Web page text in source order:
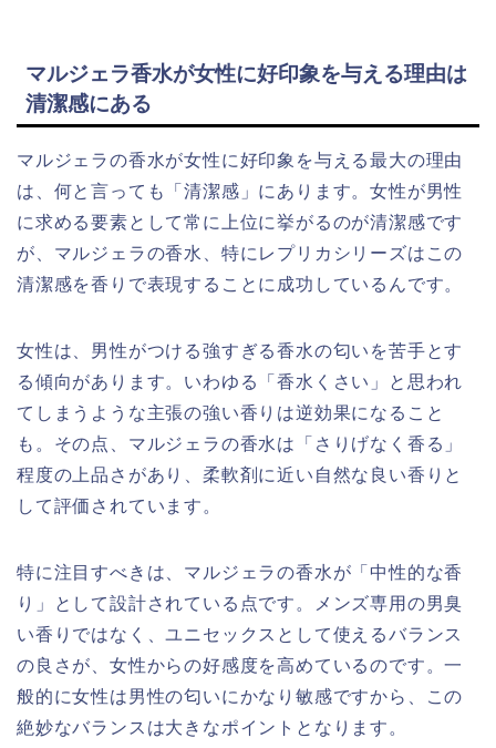
マルジェラ香水が女性に好印象を与える理由は
清潔感にある
マルジェラの香水が女性に好印象を与える最大の理由
は、何と言っても「清潔感」にあります。女性が男性
に求める要素として常に上位に挙がるのが清潔感です
が、マルジェラの香水、特にレプリカシリーズはこの
清潔感を香りで表現することに成功しているんです。
女性は、男性がつける強すぎる香水の匂いを苦手とす
る傾向があります。いわゆる「香水くさい」と思われ
てしまうような主張の強い香りは逆効果になること
も。その点、マルジェラの香水は「さりげなく香る」
程度の上品さがあり、柔軟剤に近い自然な良い香りと
して評価されています。
特に注目すべきは、マルジェラの香水が「中性的な香
り」として設計されている点です。メンズ専用の男臭
い香りではなく、ユニセックスとして使えるバランス
の良さが、女性からの好感度を高めているのです。一
般的に女性は男性の匂いにかなり敏感ですから、この
絶妙なバランスは大きなポイントとなります。